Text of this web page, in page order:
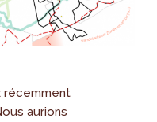
récemment
aurions